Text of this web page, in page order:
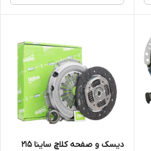
دیسک و صفحه کلاچ ساینا 215